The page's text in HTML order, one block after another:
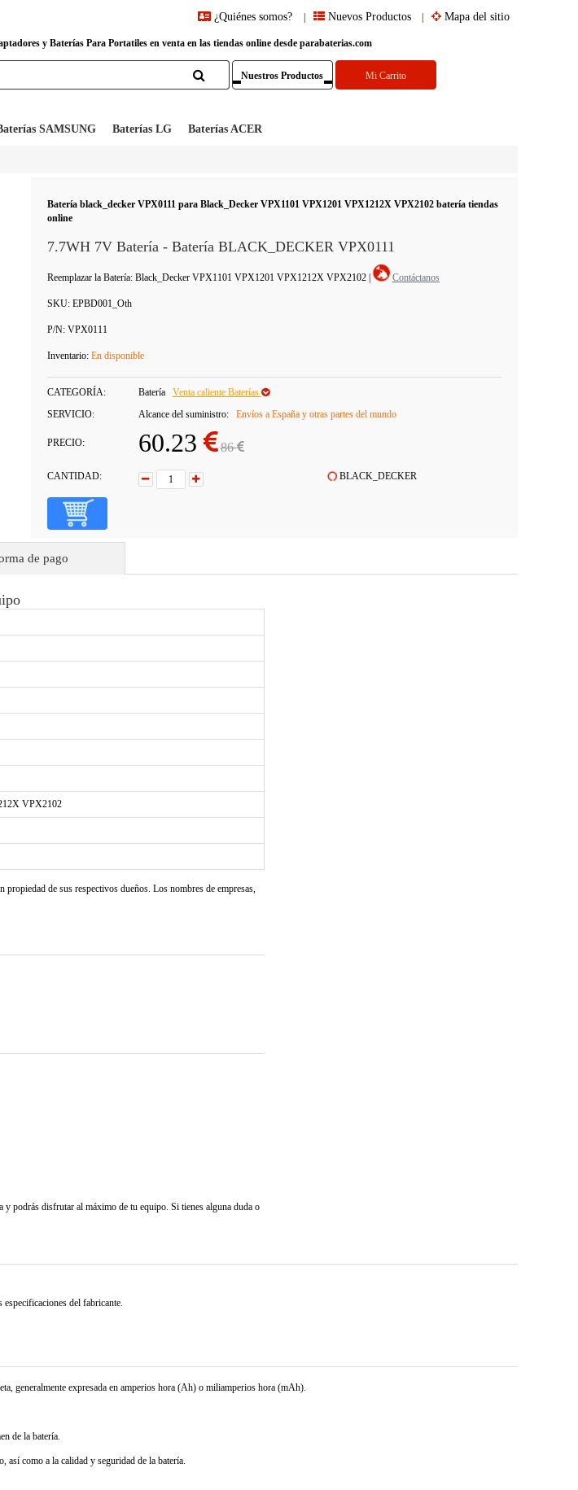
Mapa del sitio
Nuevos Productos
¿Quiénes somos?
y Baterías Para Portatiles en venta en las tiendas online desde parabaterias.com
Nuestros Productos Mi Carrito
SAMSUNG Baterías LG Baterías ACER
Batería black_decker VPX0111 para Black_Decker VPX1101 VPX1201 VPX1212X VPX2102 batería tiendas
online
7.7WH 7V Batería - Batería BLACK_DECKER VPX0111
Reemplazar la Batería: Black_Decker VPX1101 VPX1201 VPX1212X VPX2102 Contáctanos
SKU: EPBD001_Oth
P/N: VPX0111
Inventario: En disponible
CATEGORÍA: Batería
Venta caliente Baterías
SERVICIO:
Alcance del suministro: Envíos a España y otras partes del mundo
PRECIO: 60.23 86
CANTIDAD: BLACK_DECKER
de pago
VPX2102
de sus respectivos dueños. Los nombres de empresas,
y podrás disfrutar al máximo de tu equipo. Si tienes alguna duda o
del fabricante.
generalmente expresada en amperios hora (Ah) o miliamperios hora (mAh).
de la batería.
así como a la calidad y seguridad de la batería.